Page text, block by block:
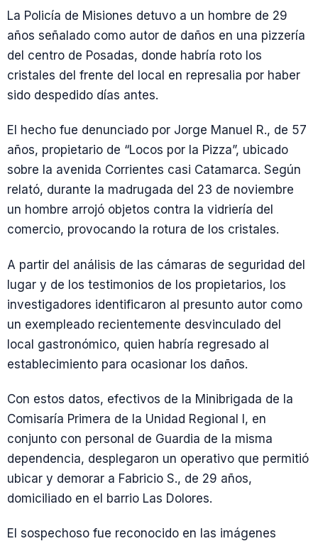
La Policía de Misiones detuvo a un hombre de 29
años señalado como autor de daños en una pizzería
del centro de Posadas, donde habría roto los
cristales del frente del local en represalia por haber
sido despedido días antes.
El hecho fue denunciado por Jorge Manuel R., de 57
años, propietario de “Locos por la Pizza”, ubicado
sobre la avenida Corrientes casi Catamarca. Según
relató, durante la madrugada del 23 de noviembre
un hombre arrojó objetos contra la vidriería del
comercio, provocando la rotura de los cristales.
A partir del análisis de las cámaras de seguridad del
lugar y de los testimonios de los propietarios, los
investigadores identificaron al presunto autor como
un exempleado recientemente desvinculado del
local gastronómico, quien habría regresado al
establecimiento para ocasionar los daños.
Con estos datos, efectivos de la Minibrigada de la
Comisaría Primera de la Unidad Regional I, en
conjunto con personal de Guardia de la misma
dependencia, desplegaron un operativo que permitió
ubicar y demorar a Fabricio S., de 29 años,
domiciliado en el barrio Las Dolores.
El sospechoso fue reconocido en las imágenes